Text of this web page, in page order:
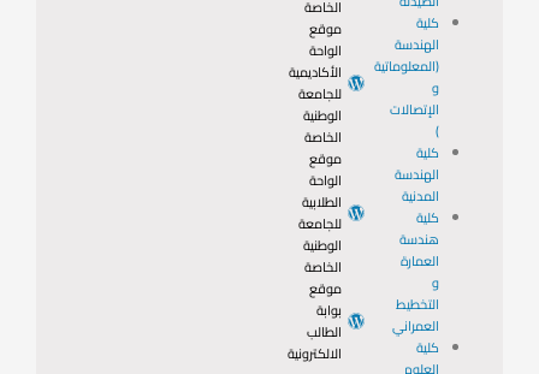
كلية
الهندسة
(المعلوماتية
و
الإتصالات
)
كلية
الهندسة
المدنية
كلية
هندسة
العمارة
و
التخطيط
العمراني
كلية
الخاصة
موقع
الواحة
الأكاديمية
للجامعة
الوطنية
الخاصة
موقع
الواحة
الطلابية
للجامعة
الوطنية
الخاصة
موقع
بوابة
الطالب
الالكترونية